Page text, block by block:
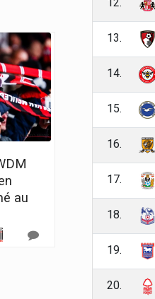
au
13.
14.
15.
16.
17.
18.
19.
20.